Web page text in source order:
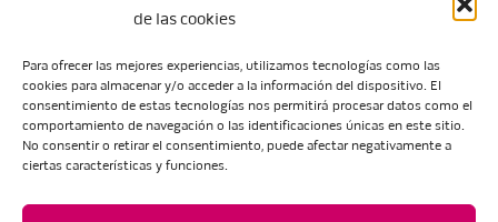
de las cookies
Para ofrecer las mejores experiencias, utilizamos tecnologías como las
cookies para almacenar y/o acceder a la información del dispositivo. El
consentimiento de estas tecnologías nos permitirá procesar datos como el
comportamiento de navegación o las identificaciones únicas en este sitio.
No consentir o retirar el consentimiento, puede afectar negativamente a
ciertas características y funciones.
Escuela de Arte de Zaragoza
María Zambrano, 5
50018 Zaragoza